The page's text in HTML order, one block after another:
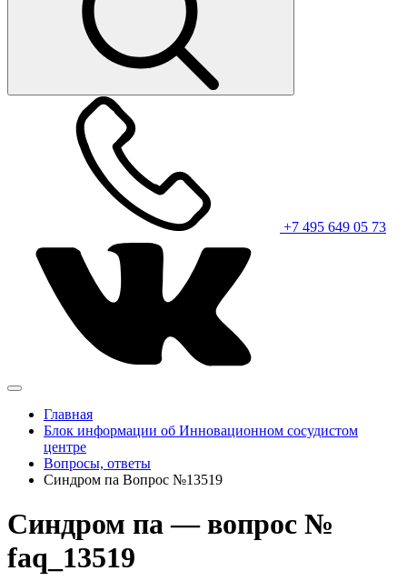
+7 495 649 05 73
Главная
Блок информации об Инновационном сосудистом
центре
Вопросы, ответы
Синдром па Вопрос №13519
Синдром па — вопрос №
faq_13519